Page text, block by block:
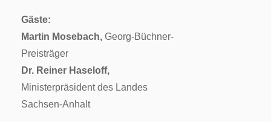
Gäste:
Martin Mosebach, Georg-Büchner-
Preisträger
Dr. Reiner Haseloff,
Ministerpräsident des Landes
Sachsen-Anhalt